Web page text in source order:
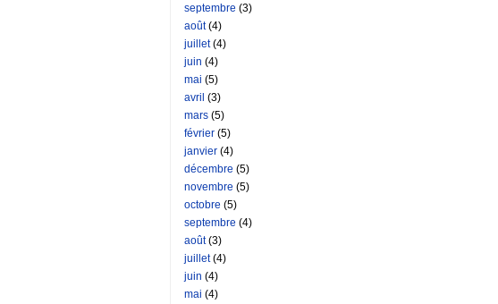
septembre (3)
août(4)
juillet(4)
juin (4)
mai (5)
avril (3)
mars (5)
février (5)
janvier (4)
décembre (5)
novembre (5)
octobre (5)
septembre (4)
août(3)
juillet(4)
juin (4)
mai (4)